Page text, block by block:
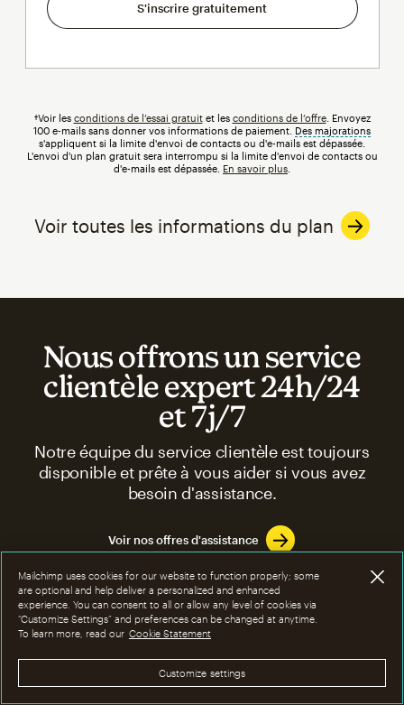
S'inscrire gratuitement
†Voir les conditions de l’essai gratuitet les conditions de l’offre. Envoyez
100 e-mails sans donner vos informations de paiement. Des majorations
s'appliquent si la limite d'envoi de contacts ou d'e-mails est dépassée.
L'envoi d'un plan gratuit sera interrompu si la limite d'envoi de contacts ou
d'e-mails est dépassée. En savoir plus
Voir toutes les informations du plan
Nous offrons un service
clientèle expert 24h/24
et 7j/7
Notre équipe du service clientèle est toujours
disponible et prête à vous aider si vous avez
besoin d'assistance.
Voir nos offres d'assistance
FAQ
Mailchimp uses cookies for our website to function properly; some
are optional and help deliver a personalized and enhanced
experience. You can consent to all or allow any level of cookies via
“Customize Settings” and preferences can be changed at anytime.
To learn more, read our Cookie Statement
Customize settings